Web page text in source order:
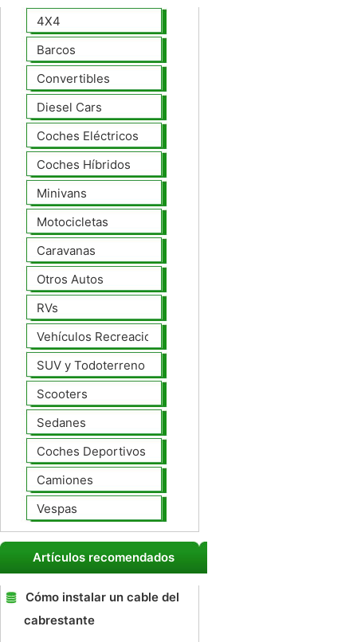
4X4
Barcos
Convertibles
Diesel Cars
Coches Eléctricos
Coches Híbridos
Minivans
Motocicletas
Caravanas
Otros Autos
RVs
Vehículos Recreacionales
SUV y Todoterreno
Scooters
Sedanes
Coches Deportivos
Camiones
Vespas
Artículos recomendados
Cómo instalar un cable del
cabrestante